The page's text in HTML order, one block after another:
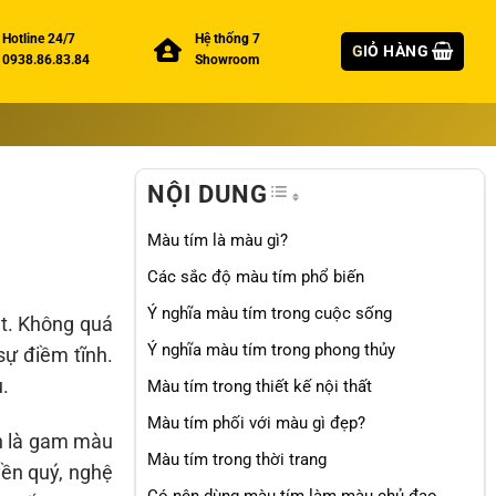
Hotline 24/7
0938.86.83.84
Hệ thống 7
Showroom
GIỎ HÀNG
Không quá
điềm tĩnh.
là gam màu
quý, nghệ
NỘI DUNG TOGGLE TABLE OF
Màu tím là màu gì?
Các sắc độ màu tím phổ biến
Ý nghĩa màu tím trong cuộc sống
Ý nghĩa màu tím trong phong thủy
Màu tím trong thiết kế nội thất
Màu tím phối với màu gì đẹp?
Màu tím trong thời trang